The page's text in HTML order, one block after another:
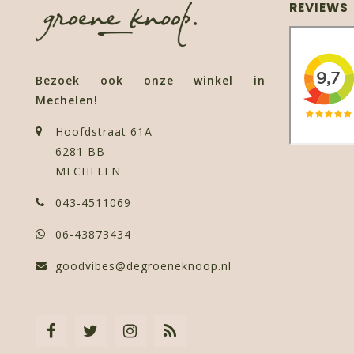
Bezoek ook onze winkel in
Mechelen!
Hoofdstraat 61A
6281 BB
MECHELEN
043-4511069
06-43873434
goodvibes@degroeneknoop.nl
REVIEWS